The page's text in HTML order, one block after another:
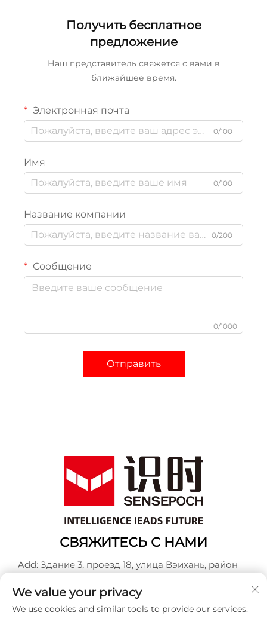
Получить бесплатное
предложение
Наш представитель свяжется с вами в
ближайшее время.
Электронная почта
0/100
Имя
0/100
Название компании
0/200
Сообщение
0/1000
Отправить
СВЯЖИТЕСЬ С НАМИ
Add: Здание 3, проезд 18, улица Вэихань, район
Тел.:+86-13917707297
Эл. почта:[email protected]
We value your privacy
We use cookies and similar tools to provide our services.